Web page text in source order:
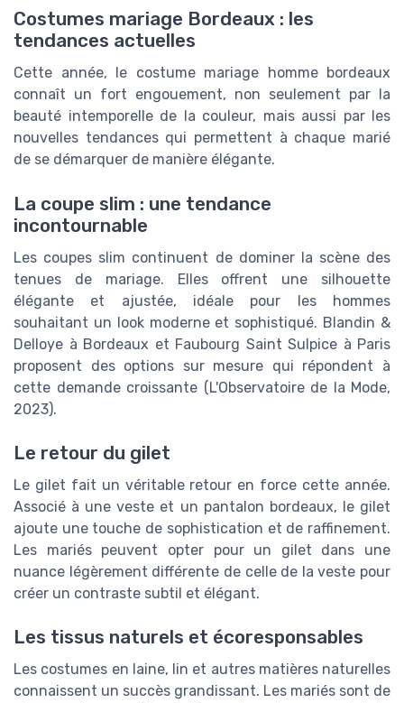
Costumes mariage Bordeaux : les
tendances actuelles
Cette année, le costume mariage homme bordeaux
connaît un fort engouement, non seulement par la
beauté intemporelle de la couleur, mais aussi par les
nouvelles tendances qui permettent à chaque marié
de se démarquer de manière élégante.
La coupe slim : une tendance
incontournable
Les coupes slim continuent de dominer la scène des
tenues de mariage. Elles offrent une silhouette
élégante et ajustée, idéale pour les hommes
souhaitant un look moderne et sophistiqué. Blandin &
Delloye à Bordeaux et Faubourg Saint Sulpice à Paris
proposent des options sur mesure qui répondent à
cette demande croissante (L'Observatoire de la Mode,
2023).
Le retour du gilet
Le gilet fait un véritable retour en force cette année.
Associé à une veste et un pantalon bordeaux, le gilet
ajoute une touche de sophistication et de raffinement.
Les mariés peuvent opter pour un gilet dans une
nuance légèrement différente de celle de la veste pour
créer un contraste subtil et élégant.
Les tissus naturels et écoresponsables
Les costumes en laine, lin et autres matières naturelles
connaissent un succès grandissant. Les mariés sont de